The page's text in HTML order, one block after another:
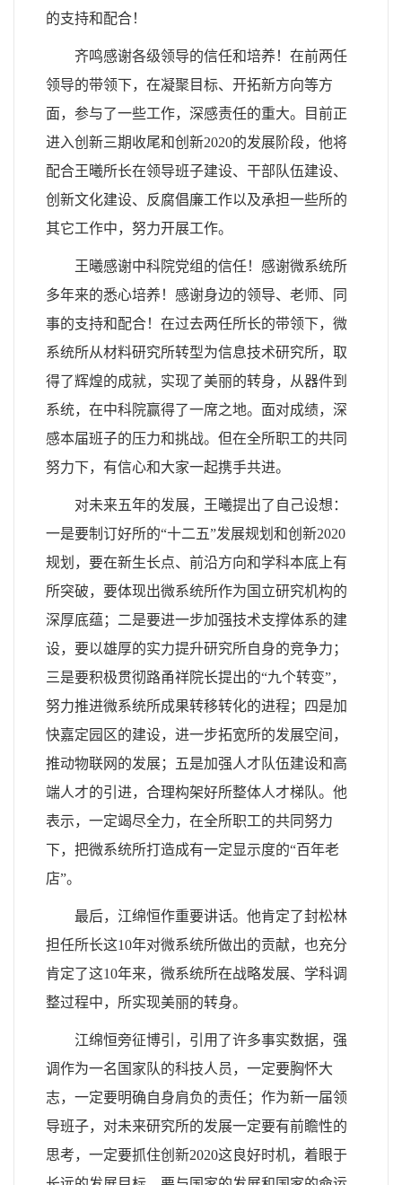
的支持和配合！
齐鸣感谢各级领导的信任和培养！在前两任
领导的带领下，在凝聚目标、开拓新方向等方
面，参与了一些工作，深感责任的重大。目前正
进入创新三期收尾和创新2020的发展阶段，他将
配合王曦所长在领导班子建设、干部队伍建设、
创新文化建设、反腐倡廉工作以及承担一些所的
其它工作中，努力开展工作。
王曦感谢中科院党组的信任！感谢微系统所
多年来的悉心培养！感谢身边的领导、老师、同
事的支持和配合！在过去两任所长的带领下，微
系统所从材料研究所转型为信息技术研究所，取
得了辉煌的成就，实现了美丽的转身，从器件到
系统，在中科院赢得了一席之地。面对成绩，深
感本届班子的压力和挑战。但在全所职工的共同
努力下，有信心和大家一起携手共进。
对未来五年的发展，王曦提出了自己设想：
一是要制订好所的“十二五”发展规划和创新2020
规划，要在新生长点、前沿方向和学科本底上有
所突破，要体现出微系统所作为国立研究机构的
深厚底蕴；二是要进一步加强技术支撑体系的建
设，要以雄厚的实力提升研究所自身的竞争力；
三是要积极贯彻路甬祥院长提出的“九个转变”，
努力推进微系统所成果转移转化的进程；四是加
快嘉定园区的建设，进一步拓宽所的发展空间，
推动物联网的发展；五是加强人才队伍建设和高
端人才的引进，合理构架好所整体人才梯队。他
表示，一定竭尽全力，在全所职工的共同努力
下，把微系统所打造成有一定显示度的“百年老
店”。
最后，江绵恒作重要讲话。他肯定了封松林
担任所长这10年对微系统所做出的贡献，也充分
肯定了这10年来，微系统所在战略发展、学科调
整过程中，所实现美丽的转身。
江绵恒旁征博引，引用了许多事实数据，强
调作为一名国家队的科技人员，一定要胸怀大
志，一定要明确自身肩负的责任；作为新一届领
导班子，对未来研究所的发展一定要有前瞻性的
思考，一定要抓住创新2020这良好时机，着眼于